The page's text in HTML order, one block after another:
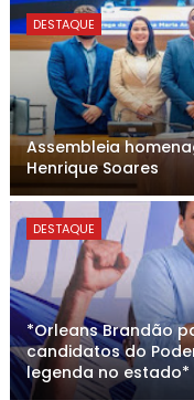
DESTAQUE
Assembleia
Henrique Soares
DESTAQUE
*Orleans Brandão
candidatos do
legenda no estado*